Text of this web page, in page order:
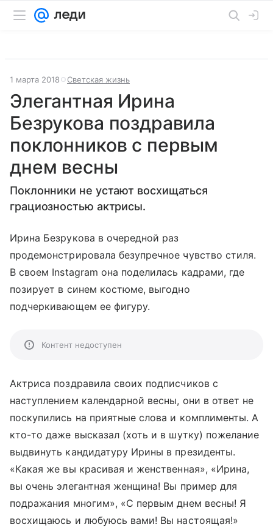
1 марта 2018 Светская жизнь
Элегантная Ирина
Безрукова поздравила
поклонников с первым
днем весны
Поклонники не устают восхищаться
грациозностью актрисы.
Ирина Безрукова в очередной раз
продемонстрировала безупречное чувство стиля.
В своем Instagram она поделилась кадрами, где
позирует в синем костюме, выгодно
подчеркивающем ее фигуру.
Контент недоступен
Актриса поздравила своих подписчиков с
наступлением календарной весны, они в ответ не
поскупились на приятные слова и комплименты. А
кто-то даже высказал (хоть и в шутку) пожелание
выдвинуть кандидатуру Ирины в президенты.
«Какая же вы красивая и женственная», «Ирина,
вы очень элегантная женщина! Вы пример для
подражания многим», «С первым днем весны! Я
восхищаюсь и любуюсь вами! Вы настоящая!»